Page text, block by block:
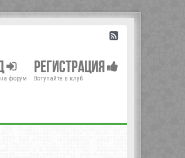
форум
Регистрация
Вступайте в клуб